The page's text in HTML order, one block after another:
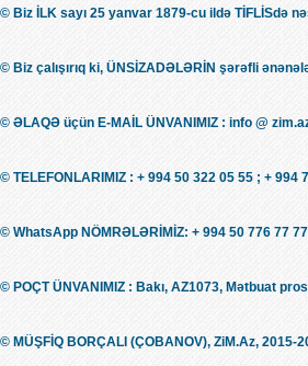
© Biz İLK sayı 25 yanvar 1879-cu ildə TİFLİSdə
© Biz çalışırıq ki, ÜNSİZADƏLƏRİN şərəfli
© ƏLAQƏ üçün E-MAİL ÜNVANIMIZ : info @
© TELEFONLARIMIZ : + 994 50 322 05 55 ; + 994
© WhatsApp NÖMRƏLƏRİMİZ: + 994 50 776 77
© POÇT ÜNVANIMIZ : Bakı, AZ1073, Mətbuat
© MÜŞFİQ BORÇALI (ÇOBANOV), ZiM.Az, 2015-